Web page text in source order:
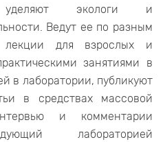
экологи и
Ведут ее по разным
лекции для взрослых и
занятиями в
в лаборатории, публикуют
в средствах массовой
и комментарии
лабораторией